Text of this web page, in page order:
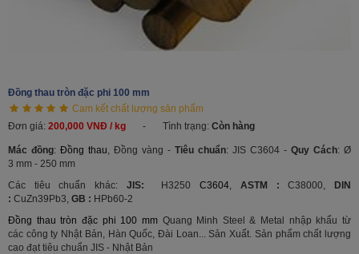
Đồng thau tròn đặc phi 100 mm
Cam kết chất lượng sản phẩm
Đơn giá: 200,000 VNĐ / kg - Tình trạng: Còn hàng
Mác đồng: Đồng thau , Đồng vàng - Tiêu chuẩn: JIS C3604 - Quy Cách: Ø
3 mm - 250 mm
Các tiêu chuẩn khác: JIS: H3250C3604 ASTM : C38000, DIN
: CuZn39Pb3, GB : HPb60-2
Đồng thau tròn đặc phi 100 mmQuang Minh Steel & Metal nhập khẩu từ
các công ty Nhật Bản, Hàn Quốc, Đài Loan... Sản Xuất. Sản phẩm chất lượng
cao đạt tiêu chuẩn JIS - Nhật Bản